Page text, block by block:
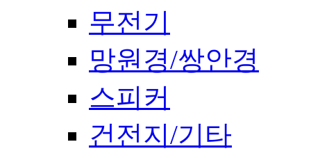
무전기
망원경/쌍안경
스피커
건전지/기타